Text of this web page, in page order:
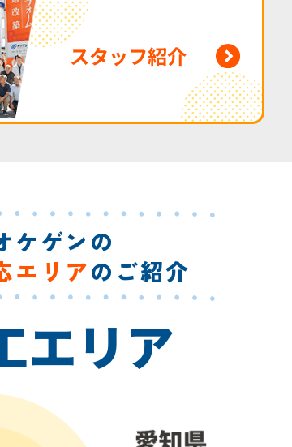
スタッフ紹介
ケゲンの
エリアのご紹介
エリア